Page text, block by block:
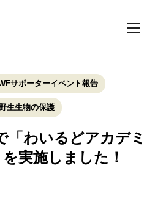
toggle
サポーターイベント報告
生生物の保護
「わいるどアカデミ
実施しました！